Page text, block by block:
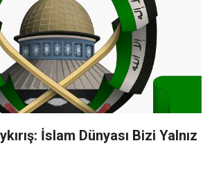
İslam Dünyası Bizi Yalnız